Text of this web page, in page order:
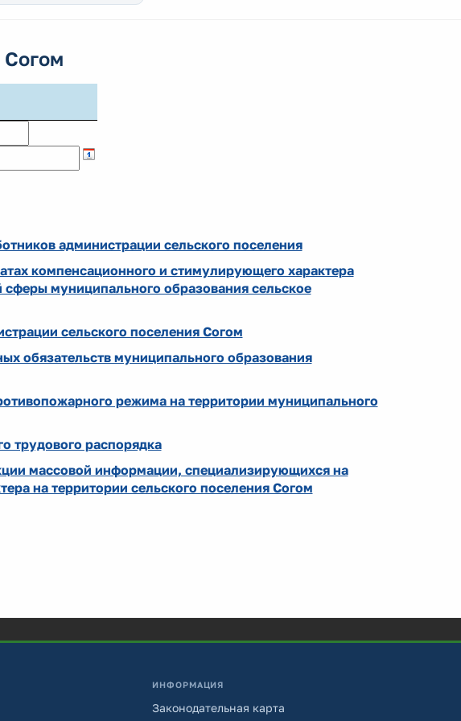
администрации сельского поселения
компенсационного и стимулирующего характера
муниципального образования сельское
сельского поселения Согом
обязательств муниципального образования
режима на территории муниципального
трудового распорядка
массовой информации, специализирующихся на
на территории сельского поселения Согом
ИНФОРМАЦИЯ
Законодательная карта